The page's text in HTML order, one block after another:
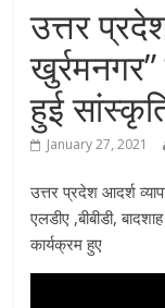
your
Rights
उत्तर
हुई
January 27, 2021
उत्तर प्रदेश आदर्श
एलडीए ,बीबीडी,
कार्यक्रम हुए